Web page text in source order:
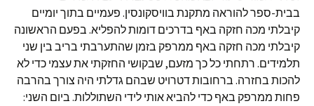
בבית-ספר להוראה מתקנת בוויסקונסין. פעמיים בתוך יומיים
קיבלתי מכה חזקה באף בדרכים דומות להפליא. בפעם הראשונה
קיבלתי מכה חזקה באף ממרפק בזמן שהתערבתי בריב בין שני
תלמידים. רתחתי כל כך מזעם, שבקושי החזקתי את עצמי כדי לא
להכות בחזרה. ברחובות דטרויט שבהם גדלתי היה צורך בהרבה
פחות ממרפק באף כדי להביא אותי לידי השתוללות. ביום השני: